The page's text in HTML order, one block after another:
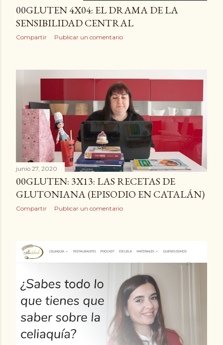
00GLUTEN 4X04: EL DRAMA DE LA
SENSIBILIDAD CENTRAL
Compartir Publicar un comentario
junio 27, 2020
00GLUTEN: 3X13: LAS RECETAS DE
GLUTONIANA (EPISODIO EN CATALÁN)
Compartir Publicar un comentario